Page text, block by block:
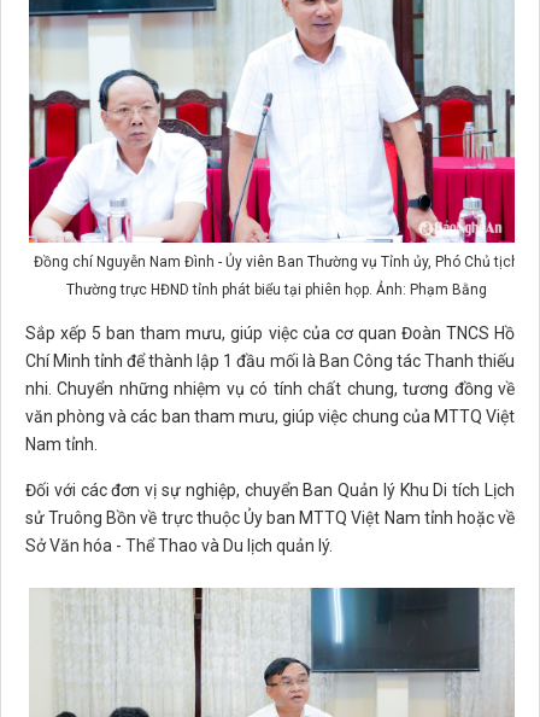
Đồng chí Nguyễn Nam Đình - Ủy viên Ban Thường vụ Tỉnh ủy, Phó Chủ tịch
Thường trực HĐND tỉnh phát biểu tại phiên họp. Ảnh: Phạm Bằng
Sắp xếp 5 ban tham mưu, giúp việc của cơ quan Đoàn TNCS Hồ
Chí Minh tỉnh để thành lập 1 đầu mối là Ban Công tác Thanh thiếu
nhi. Chuyển những nhiệm vụ có tính chất chung, tương đồng về
văn phòng và các ban tham mưu, giúp việc chung của MTTQ Việt
Nam tỉnh.
Đối với các đơn vị sự nghiệp, chuyển Ban Quản lý Khu Di tích Lịch
sử Truông Bồn về trực thuộc Ủy ban MTTQ Việt Nam tỉnh hoặc về
Sở Văn hóa - Thể Thao và Du lịch quản lý.